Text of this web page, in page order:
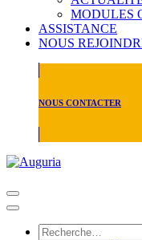
MODULES
ASSISTANCE
NOUS
NOUS CONTACTER